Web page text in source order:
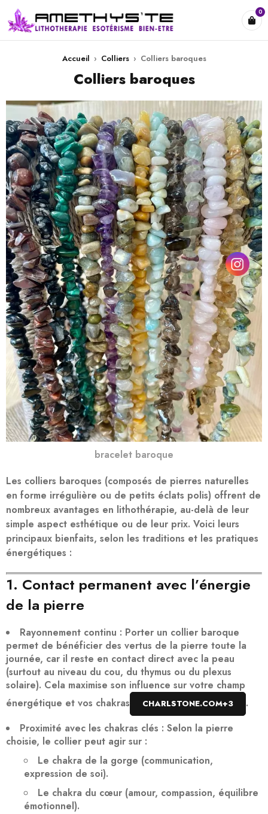
0
Accueil › Colliers › Colliers baroques
Colliers baroques
bracelet baroque
Les colliers baroques (composés de pierres naturelles
en forme irrégulière ou de petits éclats polis) offrent de
nombreux avantages en lithothérapie, au-delà de leur
simple aspect esthétique ou de leur prix. Voici leurs
principaux bienfaits, selon les traditions et les pratiques
énergétiques :
1. Contact permanent avec l’énergie
de la pierre
Rayonnement continu : Porter un collier baroque
permet de bénéficier des vertus de la pierre toute la
journée, car il reste en contact direct avec la peau
(surtout au niveau du cou, du thymus ou du plexus
solaire). Cela maximise son influence sur votre champ
énergétique et vos chakras
CHARLSTONE.COM+3
.
Proximité avec les chakras clés : Selon la pierre
choisie, le collier peut agir sur :
Le chakra de la gorge (communication,
expression de soi).
Le chakra du cœur (amour, compassion, équilibre
émotionnel).